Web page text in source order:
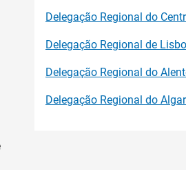
Delegação Regional do
Delegação Regional de
Delegação Regional do
Delegação Regional do